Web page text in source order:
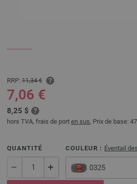
RRP: 11,34 €
7,06 €
8,25 $
hors TVA, frais de port en sus, Prix de base:
QUANTITÉ COULEUR : Éventail
0325